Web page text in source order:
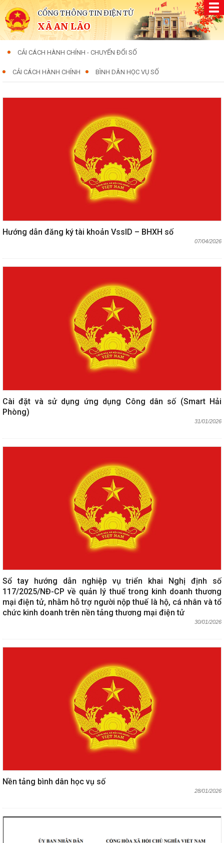
CỔNG THÔNG TIN ĐIỆN TỬ
XÃ AN LÃO
CẢI CÁCH HÀNH CHÍNH - CHUYỂN ĐỔI SỐ
CẢI CÁCH HÀNH CHÍNH BÌNH DÂN HỌC VỤ SỐ
Hướng dẫn đăng ký tài khoản VssID – BHXH số
07/04/2026
Cài đặt và sử dụng ứng dụng Công dân số (Smart Hải
Phòng)
31/01/2026
Sổ tay hướng dẫn nghiệp vụ triển khai Nghị định số
117/2025/NĐ-CP về quản lý thuế trong kinh doanh thương
mại điện tử, nhằm hỗ trợ người nộp thuế là hộ, cá nhân và tổ
chức kinh doanh trên nền tảng thương mại điện tử
30/01/2026
Nền tảng bình dân học vụ số
28/01/2026